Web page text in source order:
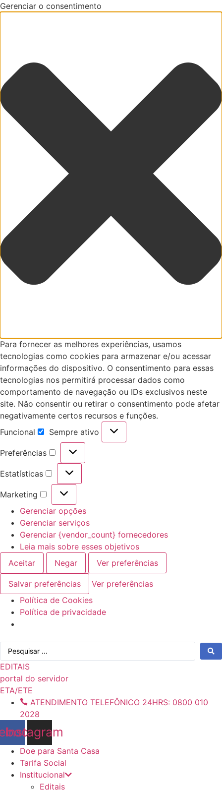
Gerenciar o consentimento
Para fornecer as melhores experiências, usamos
tecnologias como cookies para armazenar e/ou acessar
informações do dispositivo. O consentimento para essas
tecnologias nos permitirá processar dados como
comportamento de navegação ou IDs exclusivos neste
site. Não consentir ou retirar o consentimento pode afetar
negativamente certos recursos e funções.
Funcional
Funcional
Sempre ativo
Preferências
Preferências
Estatísticas
Estatísticas
Marketing
Marketing
Gerenciar opções
Gerenciar serviços
Gerenciar {vendor_count} fornecedores
Leia mais sobre esses objetivos
Aceitar
Negar Ver preferências
Salvar preferências
Ver preferências
Política de Cookies
Política de privacidade
para
o
conteúdo
Pesquisar
EDITAIS
portal do servidor
ETA/ETE
ATENDIMENTO TELEFÔNICO 24HRS: 0800 010
2028
Instagram
Doe para Santa Casa
Tarifa Social
Institucional
Editais